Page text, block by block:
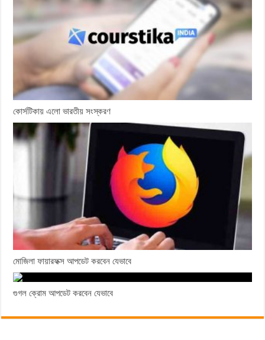
কোর্সটিকায় এলো ভারতীয় সংস্করণ
মোজিলা ফায়ারফক্স আপডেট করবেন যেভাবে
গুগল ক্রোম আপডেট করবেন যেভাবে